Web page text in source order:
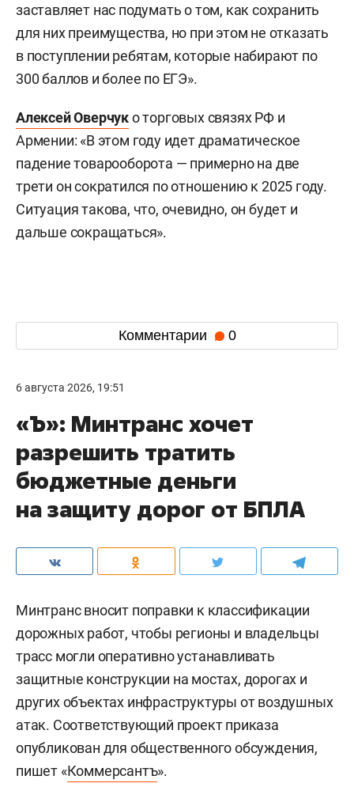
заставляет нас подумать о том, как сохранить
для них преимущества, но при этом не отказать
в поступлении ребятам, которые набирают по
300 баллов и более по ЕГЭ».
Алексей Оверчуко торговых связях РФ и
Армении: «В этом году идет драматическое
падение товарооборота — примерно на две
трети он сократился по отношению к 2025 году.
Ситуация такова, что, очевидно, он будет и
дальше сокращаться».
Комментарии 0
6 августа 2026, 19:51
«Ъ»: Минтранс хочет
разрешить тратить
бюджетные деньги
на защиту дорог от БПЛА
Минтранс вносит поправки к классификации
дорожных работ, чтобы регионы и владельцы
трасс могли оперативно устанавливать
защитные конструкции на мостах, дорогах и
других объектах инфраструктуры от воздушных
атак. Соответствующий проект приказа
опубликован для общественного обсуждения,
пишет «Коммерсантъ».